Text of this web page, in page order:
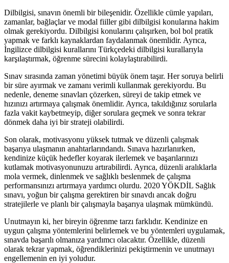
Dilbilgisi, sınavın önemli bir bileşenidir. Özellikle cümle yapıları,
zamanlar, bağlaçlar ve modal fiiller gibi dilbilgisi konularına hakim
olmak gerekiyordu. Dilbilgisi konularını çalışırken, bol bol pratik
yapmak ve farklı kaynaklardan faydalanmak önemlidir. Ayrıca,
İngilizce dilbilgisi kurallarını Türkçedeki dilbilgisi kurallarıyla
karşılaştırmak, öğrenme sürecini kolaylaştırabilirdi.
Sınav sırasında zaman yönetimi büyük önem taşır. Her soruya belirli
bir süre ayırmak ve zamanı verimli kullanmak gerekiyordu. Bu
nedenle, deneme sınavları çözerken, süreyi de takip etmek ve
hızınızı artırmaya çalışmak önemlidir. Ayrıca, takıldığınız sorularla
fazla vakit kaybetmeyip, diğer sorulara geçmek ve sonra tekrar
dönmek daha iyi bir strateji olabilirdi.
Son olarak, motivasyonu yüksek tutmak ve düzenli çalışmak
başarıya ulaşmanın anahtarlarındandı. Sınava hazırlanırken,
kendinize küçük hedefler koyarak ilerlemek ve başarılarınızı
kutlamak motivasyonunuzu artırabilirdi. Ayrıca, düzenli aralıklarla
mola vermek, dinlenmek ve sağlıklı beslenmek de çalışma
performansınızı artırmaya yardımcı olurdu. 2020 YÖKDİL Sağlık
sınavı, yoğun bir çalışma gerektiren bir sınavdı ancak doğru
stratejilerle ve planlı bir çalışmayla başarıya ulaşmak mümkündü.
Unutmayın ki, her bireyin öğrenme tarzı farklıdır. Kendinize en
uygun çalışma yöntemlerini belirlemek ve bu yöntemleri uygulamak,
sınavda başarılı olmanıza yardımcı olacaktır. Özellikle, düzenli
olarak tekrar yapmak, öğrendiklerinizi pekiştirmenin ve unutmayı
engellemenin en iyi yoludur.